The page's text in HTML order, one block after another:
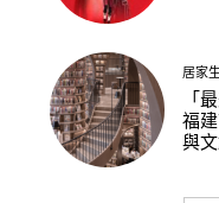
居家
「
福
與